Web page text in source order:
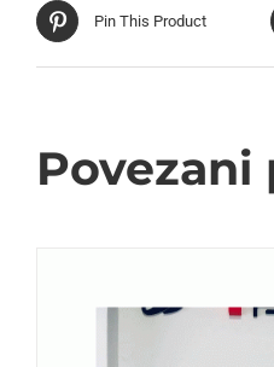
Pin This Product
Povezani